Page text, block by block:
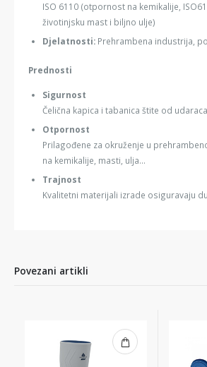
ISO 6110 (otpornost na kemikalije,
životinjsku mast i biljno ulje)
Djelatnosti: Prehrambena industrija,
Prednosti
Sigurnost
Čelična kapica i tabanica štite od
Otpornost
Prilagođene za okruženje u
na kemikalije, masti, ulja...
Trajnost
Kvalitetni materijali izrade osiguravaju
Povezani artikli